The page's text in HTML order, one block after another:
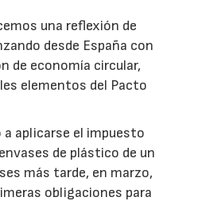
una reflexión de
desde España con
de economía circular,
elementos del Pacto
a aplicarse el impuesto
de plástico de un
más tarde, en marzo,
obligaciones para